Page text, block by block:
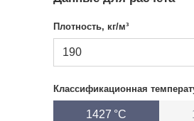
Плотность, кг/м³
190
Классификационная
1427 °С